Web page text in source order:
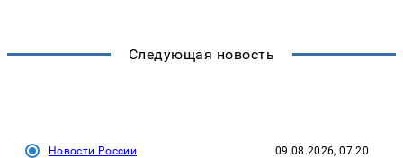
Следующая новость
Новости России 09.08.2026, 07:20